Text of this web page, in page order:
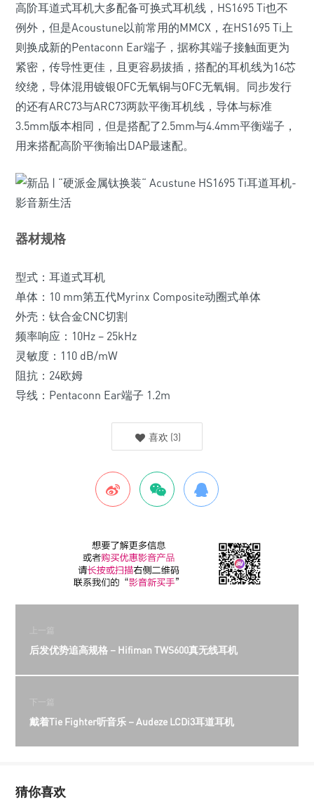
高阶耳道式耳机大多配备可换式耳机线，HS1695 Ti也不
例外，但是Acoustune以前常用的MMCX，在HS1695 Ti上
则换成新的Pentaconn Ear端子，据称其端子接触面更为
紧密，传导性更佳，且更容易拔插，搭配的耳机线为16芯
绞绕，导体混用镀银OFC无氧铜与OFC无氧铜。同步发行
的还有ARC73与ARC73两款平衡耳机线，导体与标准
3.5mm版本相同，但是搭配了2.5mm与4.4mm平衡端子，
用来搭配高阶平衡输出DAP最速配。
器材规格
型式：耳道式耳机
单体：10 mm第五代Myrinx Composite动圈式单体
外壳：钛合金CNC切割
频率响应：10Hz – 25kHz
灵敏度：110 dB/mW
阻抗：24欧姆
导线：Pentaconn Ear端子 1.2m
喜欢 (3)
上一篇
后发优势追高规格－Hifiman TWS600真无线耳机
下一篇
戴着Tie Fighter听音乐－Audeze LCDi3耳道耳机
猜你喜欢